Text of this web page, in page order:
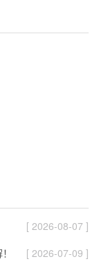
[ 2026-08-07 ]
[ 2026-07-09 ]